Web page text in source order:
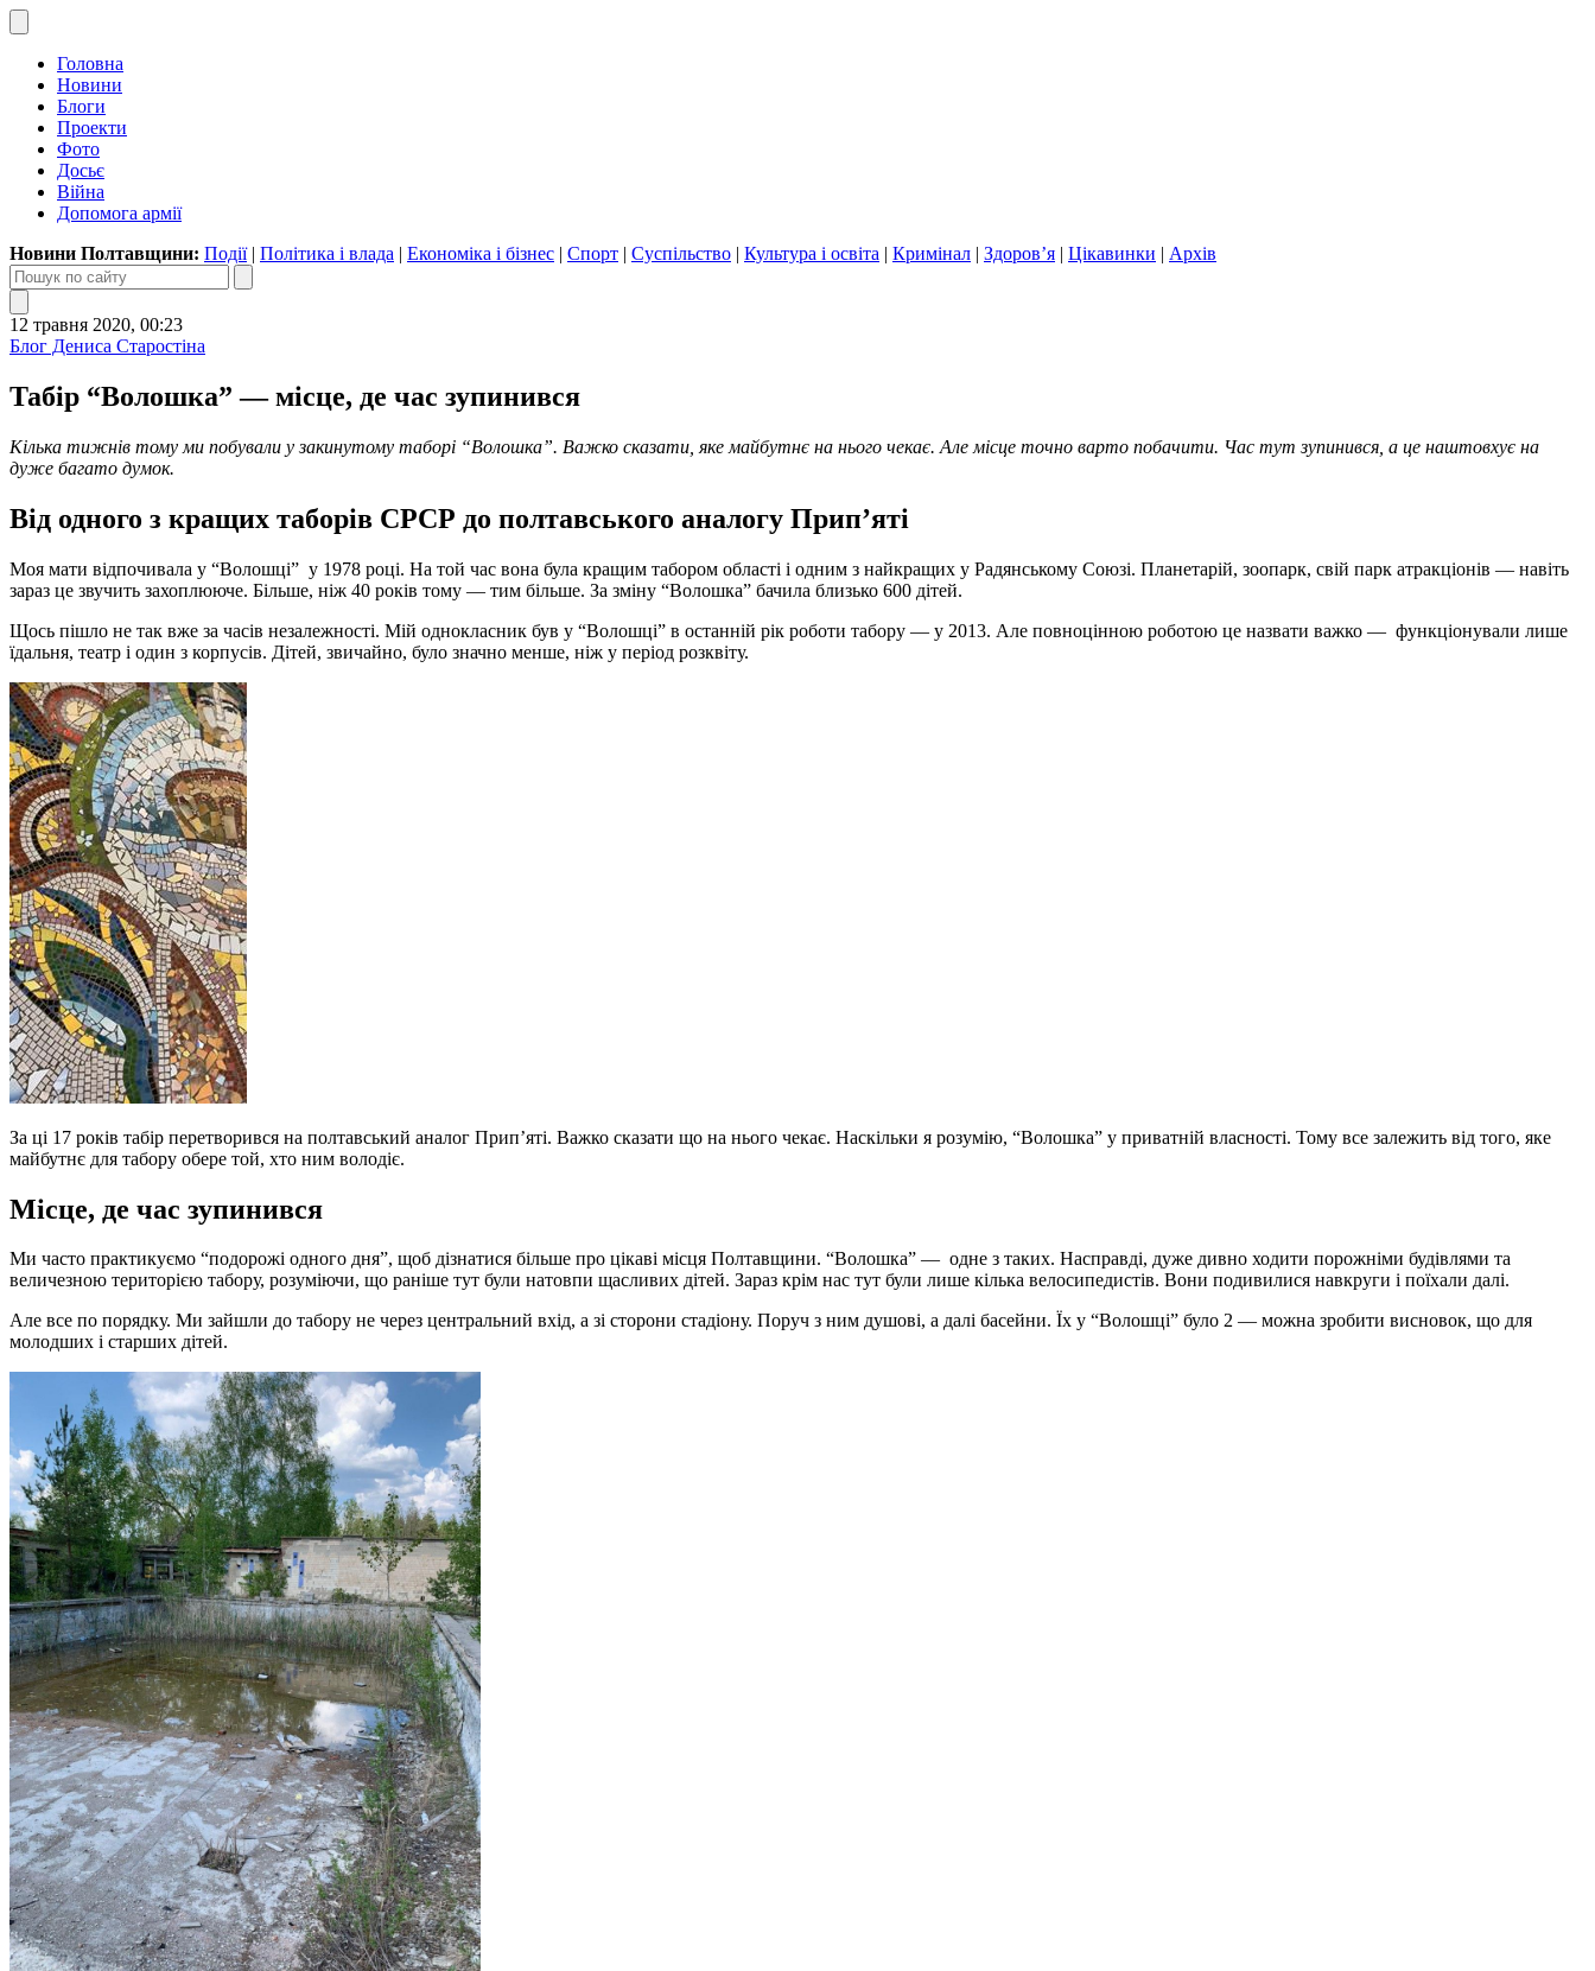
Головна
Новини
Блоги
Проекти
Фото
Досьє
Війна
Допомога армії
Новини Полтавщини: Події| Політика і влада | Економіка і бізнес | Спорт | Суспільство | Культура і освіта | Кримінал | Здоров’я | Цікавинки | Архів
12 травня 2020, 00:23
Блог Дениса Старостіна
Табір “Волошка” — місце, де час зупинився
Кілька тижнів тому ми побували у закинутому таборі “Волошка”. Важко сказати, яке майбутнє на нього чекає. Але місце точно варто побачити. Час тут зупинився, а це наштовхує на
дуже багато думок.
Від одного з кращих таборів СРСР до полтавського аналогу Прип’яті
Моя мати відпочивала у “Волошці” у 1978 році. На той час вона була кращим табором області і одним з найкращих у Радянському Союзі. Планетарій, зоопарк, свій парк атракціонів — навіть
зараз це звучить захоплююче. Більше, ніж 40 років тому — тим більше. За зміну “Волошка” бачила близько 600 дітей.
Щось пішло не так вже за часів незалежності. Мій однокласник був у “Волошці” в останній рік роботи табору — у 2013. Але повноцінною роботою це назвати важко — функціонували лише
їдальня, театр і один з корпусів. Дітей, звичайно, було значно менше, ніж у період розквіту.
За ці 17 років табір перетворився на полтавський аналог Прип’яті. Важко сказати що на нього чекає. Наскільки я розумію, “Волошка” у приватній власності. Тому все залежить від того, яке
майбутнє для табору обере той, хто ним володіє.
Місце, де час зупинився
Ми часто практикуємо “подорожі одного дня”, щоб дізнатися більше про цікаві місця Полтавщини. “Волошка” — одне з таких. Насправді, дуже дивно ходити порожніми будівлями та
величезною територією табору, розуміючи, що раніше тут були натовпи щасливих дітей. Зараз крім нас тут були лише кілька велосипедистів. Вони подивилися навкруги і поїхали далі.
Але все по порядку. Ми зайшли до табору не через центральний вхід, а зі сторони стадіону. Поруч з ним душові, а далі басейни. Їх у “Волошці” було 2 — можна зробити висновок, що для
молодших і старших дітей.